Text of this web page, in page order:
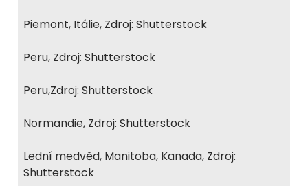
Piemont, Itálie, Zdroj: Shutterstock
Peru, Zdroj: Shutterstock
Peru,Zdroj: Shutterstock
Normandie, Zdroj: Shutterstock
Lední medvěd, Manitoba, Kanada, Zdroj:
Shutterstock